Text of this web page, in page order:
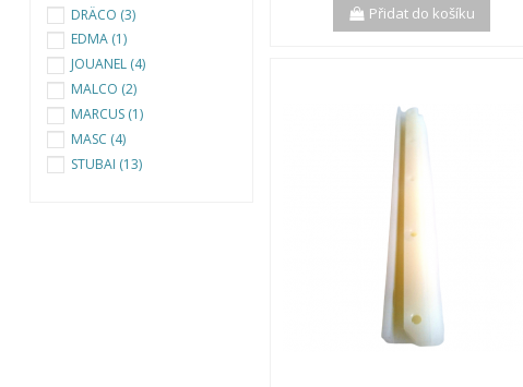
Přidat do košíku
DRÄCO (3)
EDMA (1)
JOUANEL (4)
MALCO (2)
MARCUS (1)
MASC (4)
STUBAI (13)